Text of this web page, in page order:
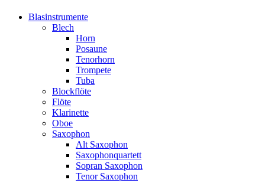
Blasinstrumente
Blech
Horn
Posaune
Tenorhorn
Trompete
Tuba
Blockflöte
Flöte
Klarinette
Oboe
Saxophon
Alt Saxophon
Saxophonquartett
Sopran Saxophon
Tenor Saxophon